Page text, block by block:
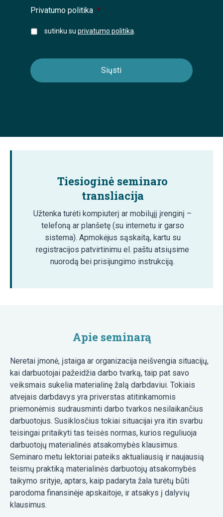
Privatumo politika *
sutinku su privatumo politika
Tiesioginė seminaro
transliacija
Užtenka turėti kompiuterį ar mobilųjį įrenginį –
telefoną ar planšetę (su internetu ir garso
sistema). Apmokėjus sąskaitą, kartu su
registracijos patvirtinimu el. paštu atsiųsime
nuorodą bei prisijungimo instrukciją.
Apie seminarą
Neretai įmonė, įstaiga ar organizacija neišvengia situacijų,
kai darbuotojai pažeidžia darbo tvarką, taip pat savo
veiksmais sukelia materialinę žalą darbdaviui. Tokiais
atvejais darbdavys yra priverstas atitinkamomis
priemonėmis sudrausminti darbo tvarkos nesilaikančius
darbuotojus. Susiklosčius tokiai situacijai yra itin svarbu
teisingai pritaikyti tas teisės normas, kurios reguliuoja
darbuotojų materialinės atsakomybės klausimus.
Seminaro metu lektoriai pateiks aktualiausią ir naujausią
teismų praktiką materialinės darbuotojų atsakomybės
taikymo srityje, aptars, kaip padaryta žala turėtų būti
parodoma finansinėje apskaitoje, ir atsakys į dalyvių
klausimus.